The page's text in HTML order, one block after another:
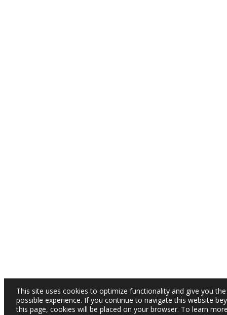
This site uses cookies to optimize functionality and give you
possible experience. If you continue to navigate this website
this page, cookies will be placed on your browser. To learn